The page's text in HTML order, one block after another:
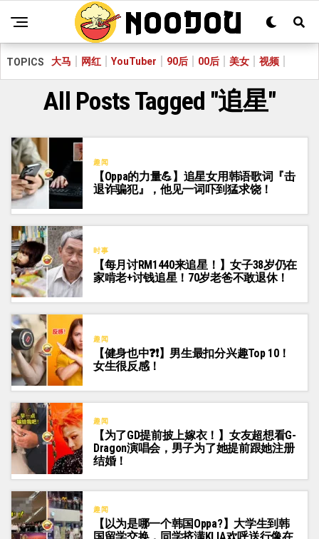
TOPICS 大马 网红 YouTuber 90后 00后 美女 视频
All Posts Tagged "追星"
趣闻
【Oppa的力量💪】追星女用韩语歌词『击
退诈骗犯』，他见一词吓到猛求饶！
时事
【每月讨RM1440来追星！】女子38岁仍在
家啃老+讨钱追星！70岁老爸不敢退休！
趣闻
【健身也中❓❗】男生最扣分兴趣Top 10！
女生很反感！
趣闻
【为了GD提前披上嫁衣！】女友超想看G-
Dragon演唱会，男子为了她提前跟她注册
结婚！
趣闻
【以为是哪一个韩国Oppa?】大学生到韩